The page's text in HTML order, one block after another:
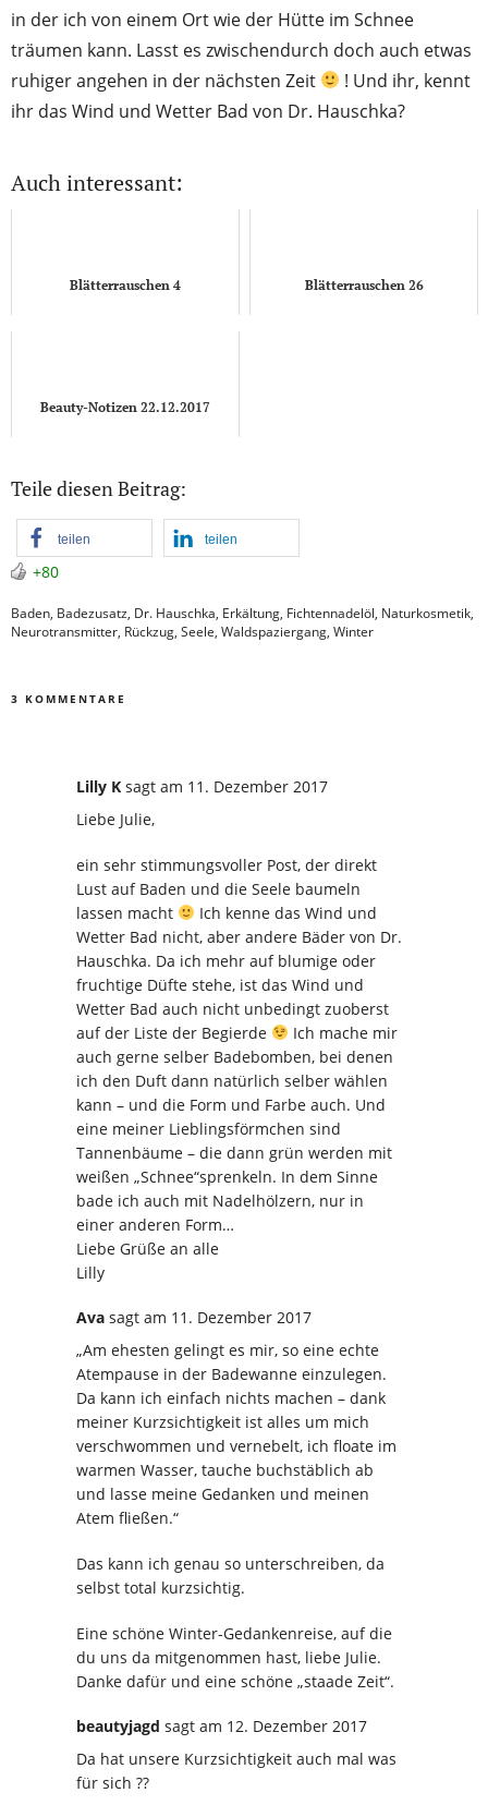
in der ich von einem Ort wie der Hütte im Schnee
träumen kann. Lasst es zwischendurch doch auch etwas
ruhiger angehen in der nächsten Zeit
! Und ihr, kennt
ihr das Wind und Wetter Bad von Dr. Hauschka?
Auch interessant:
Blätterrauschen 4 Blätterrauschen 26
Beauty-Notizen 22.12.2017
Teile diesen Beitrag:
teilen teilen
+80
Baden, Badezusatz, Dr. Hauschka, Erkältung, Fichtennadelöl, Naturkosmetik,
Neurotransmitter, Rückzug, Seele, Waldspaziergang, Winter
3 KOMMENTARE
Lilly K sagt am 11. Dezember 2017
Liebe Julie,
ein sehr stimmungsvoller Post, der direkt
Lust auf Baden und die Seele baumeln
lassen macht
Ich kenne das Wind und
Wetter Bad nicht, aber andere Bäder von Dr.
Hauschka. Da ich mehr auf blumige oder
fruchtige Düfte stehe, ist das Wind und
Wetter Bad auch nicht unbedingt zuoberst
auf der Liste der Begierde
Ich mache mir
auch gerne selber Badebomben, bei denen
ich den Duft dann natürlich selber wählen
kann – und die Form und Farbe auch. Und
eine meiner Lieblingsförmchen sind
Tannenbäume – die dann grün werden mit
weißen „Schnee“sprenkeln. In dem Sinne
bade ich auch mit Nadelhölzern, nur in
einer anderen Form…
Liebe Grüße an alle
Lilly
Ava sagt am 11. Dezember 2017
„Am ehesten gelingt es mir, so eine echte
Atempause in der Badewanne einzulegen.
Da kann ich einfach nichts machen – dank
meiner Kurzsichtigkeit ist alles um mich
verschwommen und vernebelt, ich floate im
warmen Wasser, tauche buchstäblich ab
und lasse meine Gedanken und meinen
Atem fließen.“
Das kann ich genau so unterschreiben, da
selbst total kurzsichtig.
Eine schöne Winter-Gedankenreise, auf die
du uns da mitgenommen hast, liebe Julie.
Danke dafür und eine schöne „staade Zeit“.
beautyjagd sagt am 12. Dezember 2017
Da hat unsere Kurzsichtigkeit auch mal was
für sich ??